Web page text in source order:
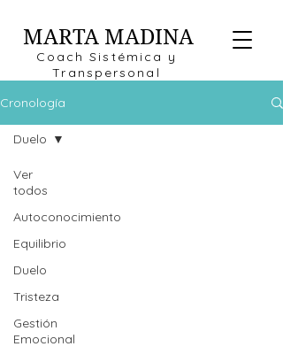
MARTA MADINA
Coach Sistémica y
Transpersonal
Cronología
Ver
todos
Autoconocimiento
Equilibrio
Duelo
Tristeza
Gestión
Emocional
Duelo